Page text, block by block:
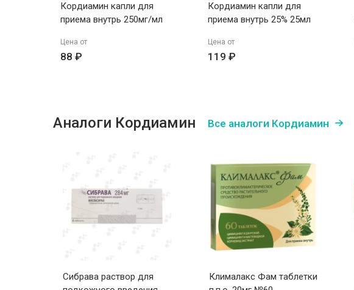
Кордиамин капли для
приема внутрь 250мг/мл
Цена от
88 ₽
Кордиамин капли для
приема внутрь 25% 25мл
Цена от
119 ₽
Аналоги Кордиамин Все аналоги Кордиамин
Сибрава раствор для
Клималакс Фам таблетки